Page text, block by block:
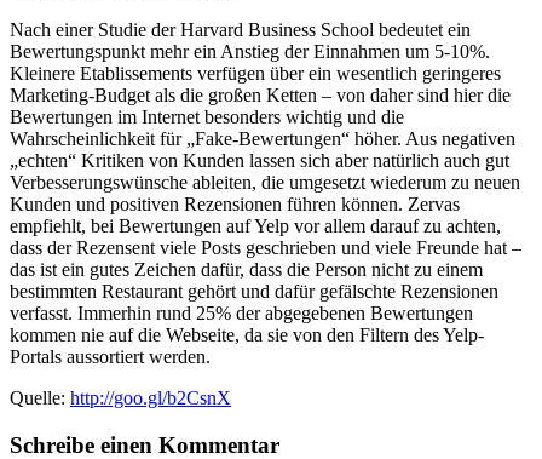
Nach einer Studie der Harvard Business School bedeutet ein
Bewertungspunkt mehr ein Anstieg der Einnahmen um 5-10%.
Kleinere Etablissements verfügen über ein wesentlich geringeres
Marketing-Budget als die großen Ketten – von daher sind hier die
Bewertungen im Internet besonders wichtig und die
Wahrscheinlichkeit für „Fake-Bewertungen“ höher. Aus negativen
„echten“ Kritiken von Kunden lassen sich aber natürlich auch gut
Verbesserungswünsche ableiten, die umgesetzt wiederum zu neuen
Kunden und positiven Rezensionen führen können. Zervas
empfiehlt, bei Bewertungen auf Yelp vor allem darauf zu achten,
dass der Rezensent viele Posts geschrieben und viele Freunde hat –
das ist ein gutes Zeichen dafür, dass die Person nicht zu einem
bestimmten Restaurant gehört und dafür gefälschte Rezensionen
verfasst. Immerhin rund 25% der abgegebenen Bewertungen
kommen nie auf die Webseite, da sie von den Filtern des Yelp-
Portals aussortiert werden.
Quelle: http://goo.gl/b2CsnX
Schreibe einen Kommentar